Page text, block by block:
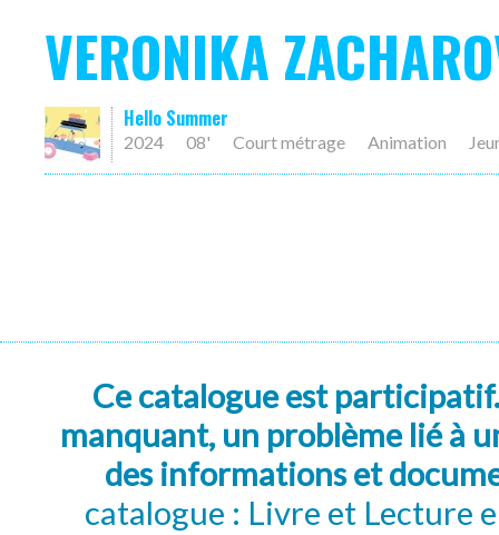
VERONIKA
Hello Summer
2024 08' Court métrage Animation
Ce catalogue est
manquant, un problème lié à
des informations et
catalogue : Livre et Lecture